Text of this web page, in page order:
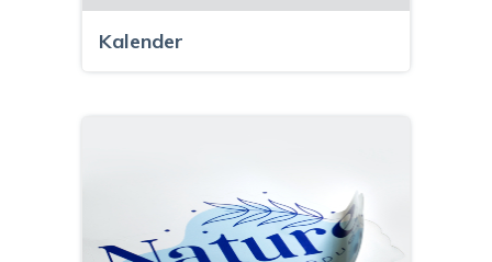
Kalender